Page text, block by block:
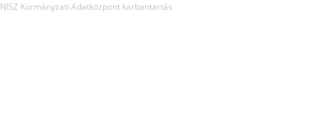
NISZ Kormányzati Adatközpont karbantartás